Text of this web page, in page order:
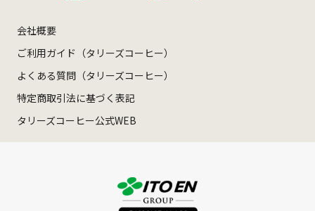
会社概要
ご利用ガイド（タリーズコーヒー）
よくある質問（タリーズコーヒー）
特定商取引法に基づく表記
タリーズコーヒー公式WEB